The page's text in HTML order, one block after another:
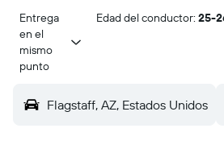
Entrega
en el
mismo
punto
Edad del conductor: 25-
Flagstaff, AZ, Estados Unidos